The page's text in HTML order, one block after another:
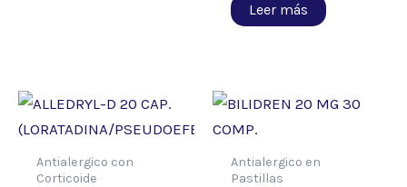
Leer más
Antialergico con
Corticoide
Antialergico en
Pastillas